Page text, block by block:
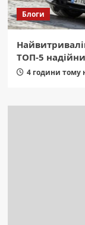
Блоги
ТОП-5
4 години тому